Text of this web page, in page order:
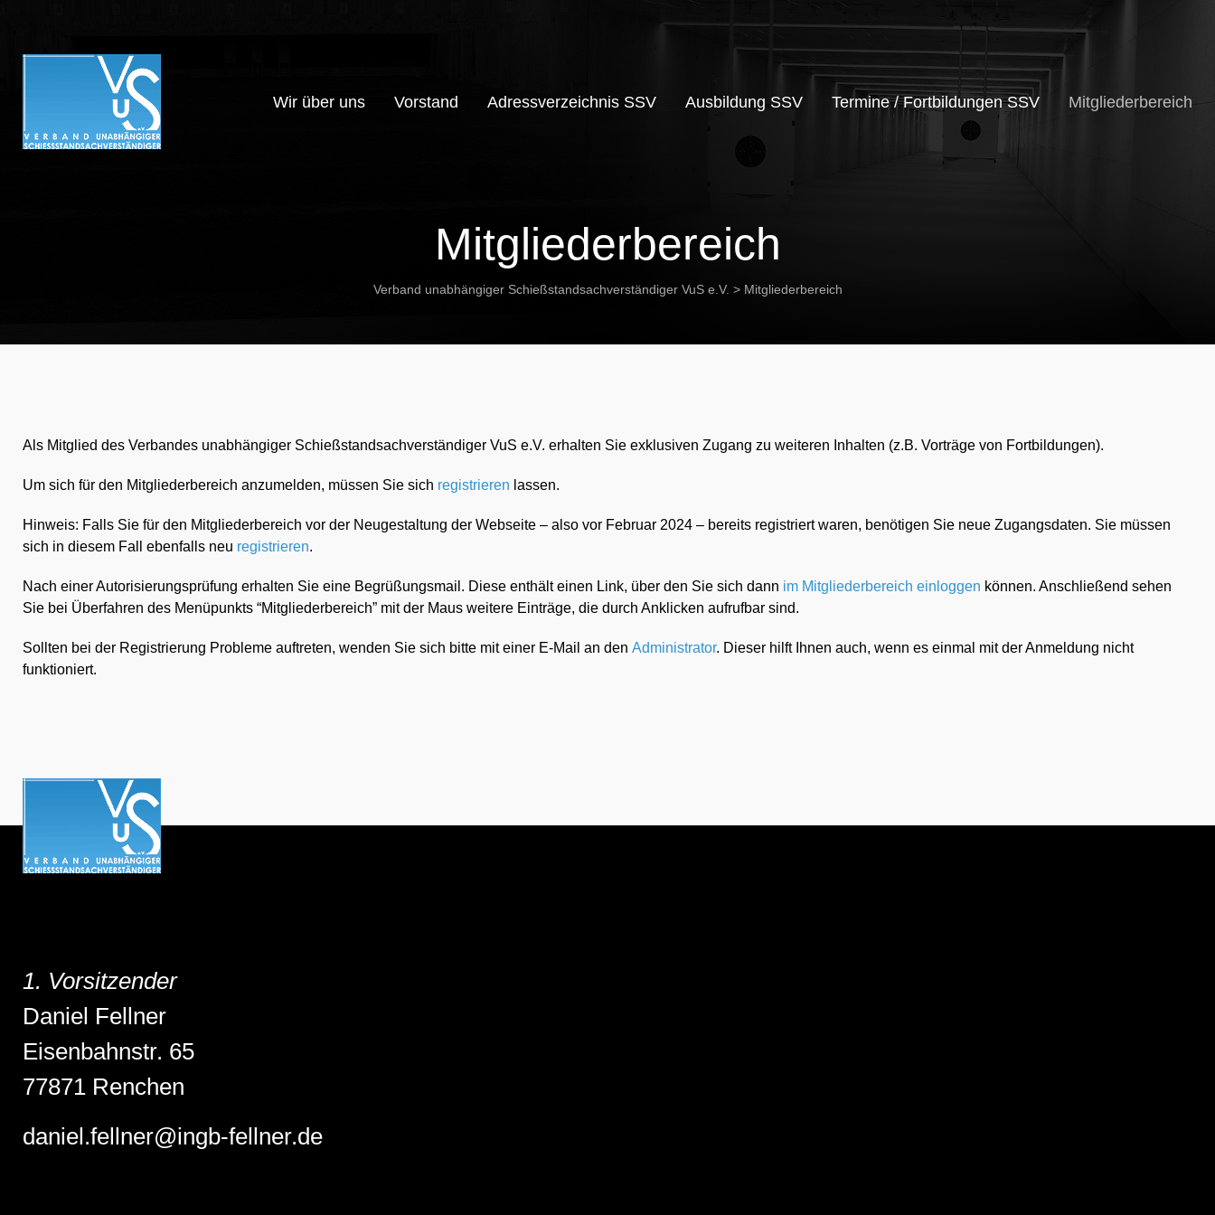
Wir über uns Vorstand Adressverzeichnis SSV Ausbildung SSV Termine / Fortbildungen SSV Mitgliederbereich
Mitgliederbereich
Verband unabhängiger Schießstandsachverständiger VuS e.V. > Mitgliederbereich
Als Mitglied des Verbandes unabhängiger Schießstandsachverständiger VuS e.V. erhalten Sie exklusiven Zugang zu weiteren Inhalten (z.B. Vorträge von Fortbildungen).
Um sich für den Mitgliederbereich anzumelden, müssen Sie sich registrieren lassen.
Hinweis: Falls Sie für den Mitgliederbereich vor der Neugestaltung der Webseite – also vor Februar 2024 – bereits registriert waren, benötigen Sie neue Zugangsdaten. Sie müssen
sich in diesem Fall ebenfalls neu registrieren.
Nach einer Autorisierungsprüfung erhalten Sie eine Begrüßungsmail. Diese enthält einen Link, über den Sie sich dann im Mitgliederbereich einloggen können. Anschließend sehen
Sie bei Überfahren des Menüpunkts “Mitgliederbereich” mit der Maus weitere Einträge, die durch Anklicken aufrufbar sind.
Sollten bei der Registrierung Probleme auftreten, wenden Sie sich bitte mit einer E-Mail an den Administrator. Dieser hilft Ihnen auch, wenn es einmal mit der Anmeldung nicht
funktioniert.
1. Vorsitzender
Daniel Fellner
Eisenbahnstr. 65
77871 Renchen
daniel.fellner@ingb-fellner.de